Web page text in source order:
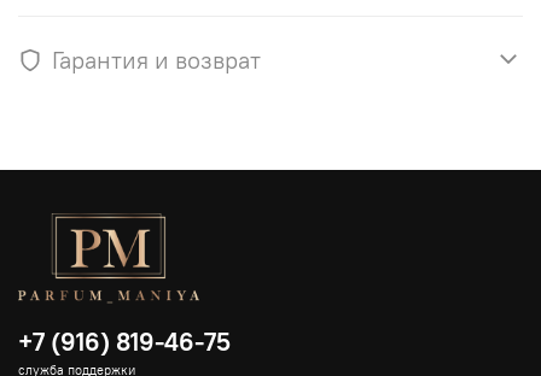
Гарантия и возврат
+7 (916) 819-46-75
служба поддержки